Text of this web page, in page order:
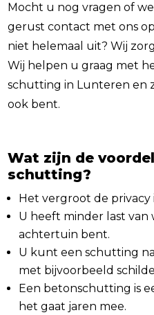
Mocht u nog vragen of
gerust contact met ons
niet helemaal uit? Wij
Wij helpen u graag met
schutting in Lunteren en
ook bent.
Wat zijn de
schutting?
Het vergroot de
U heeft minder last van
achtertuin bent.
U kunt een schutting
met bijvoorbeeld
Een betonschutting is
het gaat jaren mee.